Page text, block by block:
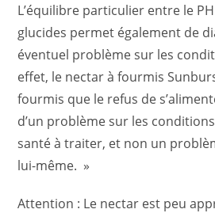
L’équilibre particulier entre le
glucides permet également de
éventuel problème sur les
effet, le nectar à fourmis
fourmis que le refus de
d’un problème sur les
santé à traiter, et non un
lui-même. »
Attention : Le nectar est peu